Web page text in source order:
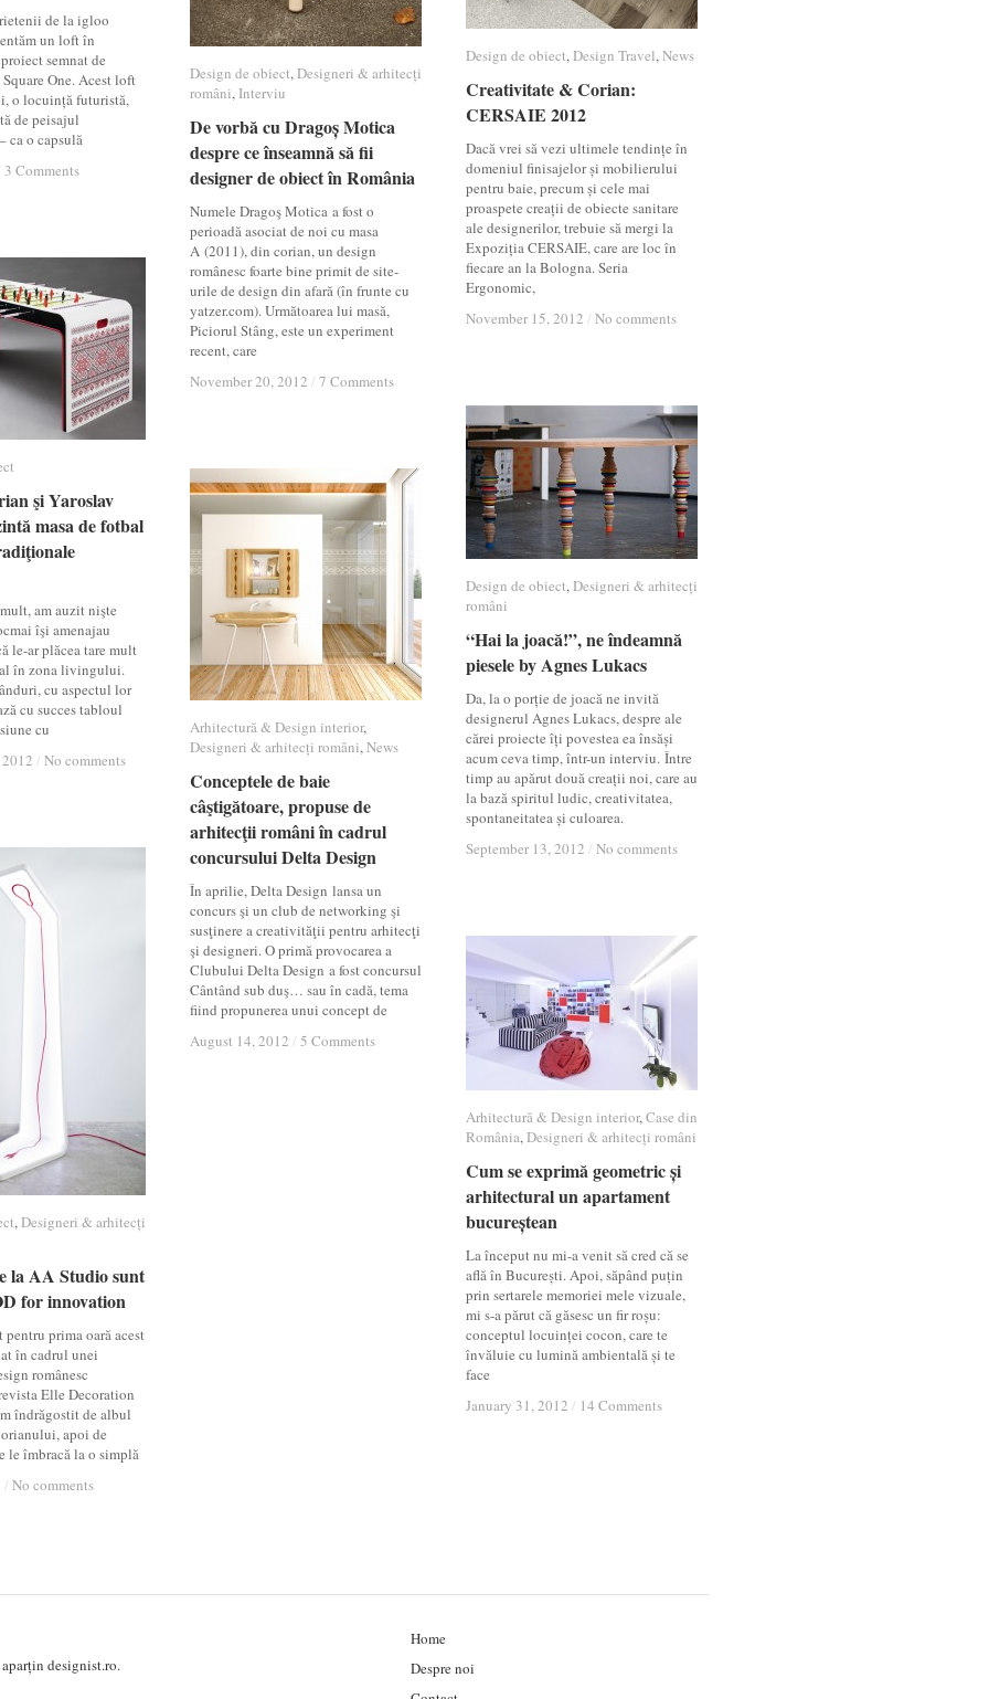
de la igloo
un loft în
semnat de
One. Acest loft
o locuință futuristă,
de peisajul
ca o capsulă
3 Comments
3 Comments
Design de obiect,Designeri & arhitecți
români, Interviu
De vorbă cu Dragoș Motica
despre ce înseamnă să fii
designer de obiect în România
Numele Dragoş Motica a fost o
perioadă asociat de noi cu masa
A (2011), din corian, un design
românesc foarte bine primit de site-
urile de design din afară (în frunte cu
yatzer.com). Următoarea lui masă,
Piciorul Stâng, este un experiment
recent, care
November 20, 2012 / 7 Comments
Design de obiect Designeri & arhitecți
români Interviu
De vorbă cu Dragoș Motica
despre ce înseamnă să fii
designer de obiect în România
November 20, 2012 / 7 Comments
Design de obiect,Design Travel,News
Creativitate & Corian:
CERSAIE 2012
Dacă vrei să vezi ultimele tendințe în
domeniul finisajelor și mobilierului
pentru baie, precum și cele mai
proaspete creații de obiecte sanitare
ale designerilor, trebuie să mergi la
Expoziția CERSAIE, care are loc în
fiecare an la Bologna. Seria
Ergonomic,
November 15, 2012 / No comments
Design de obiect Design Travel News
Creativitate & Corian:
CERSAIE 2012
November 15, 2012 / No comments
şi Yaroslav
masa de fotbal
am auzit nişte
îşi amenajau
le-ar plăcea tare mult
în zona livingului.
cu aspectul lor
cu succes tabloul
cu
/ No comments
şi Yaroslav
masa de fotbal
/ No comments
Design de obiect,Designeri & arhitecți
români
“Hai la joacă!”, ne îndeamnă
piesele by Agnes Lukacs
Da, la o porție de joacă ne invită
designerul Agnes Lukacs, despre ale
cărei proiecte îți povestea ea însăși
acum ceva timp, într-un interviu. Între
timp au apărut două creații noi, care au
la bază spiritul ludic, creativitatea,
spontaneitatea și culoarea.
September 13, 2012 / No comments
Design de obiect Designeri & arhitecți
români
“Hai la joacă!”, ne îndeamnă
piesele by Agnes Lukacs
September 13, 2012 / No comments
Arhitectură & Design interior,
Designeri & arhitecți români,News
Conceptele de baie
câştigătoare, propuse de
arhitecţii români în cadrul
concursului Delta Design
În aprilie, Delta Design lansa un
concurs şi un club de networking şi
susţinere a creativităţii pentru arhitecţi
şi designeri. O primă provocarea a
Clubului Delta Design a fost concursul
Cântând sub duş… sau în cadă, tema
fiind propunerea unui concept de
August 14, 2012 / 5 Comments
Arhitectură & Design interior
Designeri & arhitecți români News
Conceptele de baie
câştigătoare, propuse de
arhitecţii români în cadrul
concursului Delta Design
August 14, 2012 / 5 Comments
,Designeri & arhitecți
la AA Studio sunt
for innovation
pentru prima oară acest
în cadrul unei
românesc
Elle Decoration
îndrăgostit de albul
apoi de
le îmbracă la o simplă
/ No comments
Designeri & arhitecți
la AA Studio sunt
for innovation
/ No comments
Arhitectură & Design interior,Case din
România,Designeri & arhitecți români
Cum se exprimă geometric și
arhitectural un apartament
bucureștean
La început nu mi-a venit să cred că se
află în București. Apoi, săpând puțin
prin sertarele memoriei mele vizuale,
mi s-a părut că găsesc un fir roșu:
conceptul locuinței cocon, care te
învăluie cu lumină ambientală și te
face
January 31, 2012 / 14 Comments
Arhitectură & Design interior Case din
România Designeri & arhitecți români
Cum se exprimă geometric și
arhitectural un apartament
bucureștean
January 31, 2012 / 14 Comments
designist.ro.
Home
Despre noi